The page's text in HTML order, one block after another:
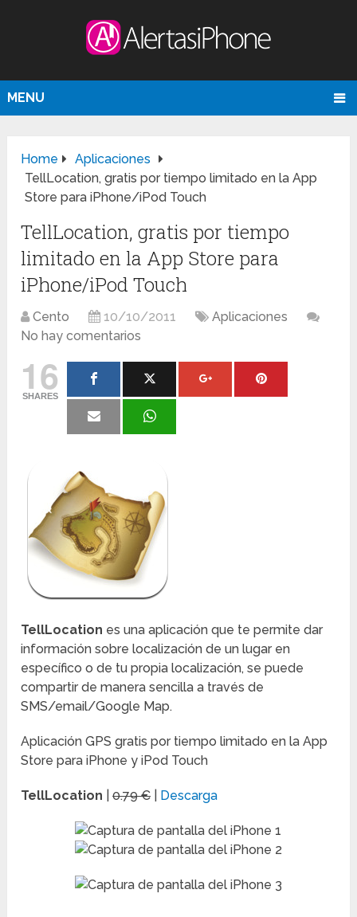
MENU
Home
Aplicaciones
TellLocation, gratis por tiempo limitado en la App
Store para iPhone/iPod Touch
TellLocation, gratis por tiempo
limitado en la App Store para
iPhone/iPod Touch
Cento 10/10/2011
Aplicaciones
No hay comentarios
16
SHARES
TellLocation es una aplicación que te permite dar
información sobre localización de un lugar en
específico o de tu propia localización, se puede
compartir de manera sencilla a través de
SMS/email/Google Map.
Aplicación GPS gratis por tiempo limitado en la App
Store para iPhone y iPod Touch
TellLocation |0.79 € Descarga